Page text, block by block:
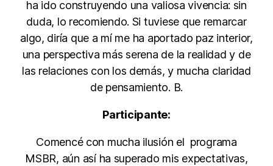
ha ido construyendo una valiosa vivencia: sin
duda, lo recomiendo. Si tuviese que remarcar
algo, diría que a mí me ha aportado paz interior,
una perspectiva más serena de la realidad y de
las relaciones con los demás, y mucha claridad
de pensamiento. B.
Participante:
Comencé con mucha ilusión el programa
MSBR, aún así ha superado mis expectativas,